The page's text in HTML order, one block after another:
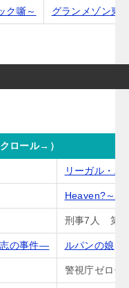
ク噺～ グランメゾン東
ロール→）
リーガル・ハ
Heaven?～ご
刑事7人 第5
の事件― ルパンの娘
警視庁ゼロ係